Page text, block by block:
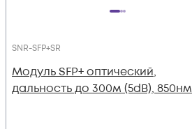
SNR-SFP+SR
Модуль SFP+ оптический,
дальность до 300м (5dB), 850нм